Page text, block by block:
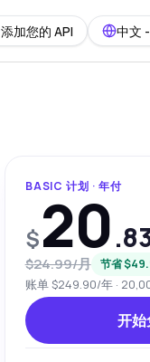
添加您的 API 中文
BASIC 计划 · 年付
$20
$24.99/月 节省
账单 $249.90/年 ·
开始